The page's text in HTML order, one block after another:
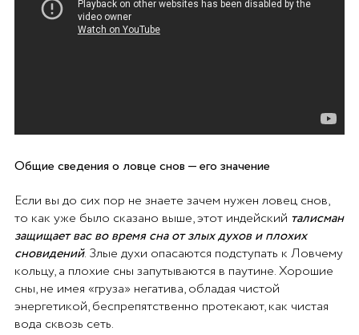
Общие сведения о ловце снов — его значение
Если вы до сих пор не знаете зачем нужен ловец снов,
то как уже было сказано выше, этот индейский талисман
защищает вас во время сна от злых духов и плохих
сновидений. Злые духи опасаются подступать к Ловчему
кольцу, а плохие сны запутываются в паутине. Хорошие
сны, не имея «груза» негатива, обладая чистой
энергетикой, беспрепятственно протекают, как чистая
вода сквозь сеть.